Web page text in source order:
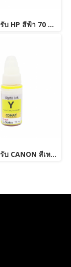
หมึกเติมสำหรับ HP สีฟ้า 70 ml. โคแมกซ์
หมึกเติมสำหรับ CANON สีเหลือง 70 ml. โคแมกซ์